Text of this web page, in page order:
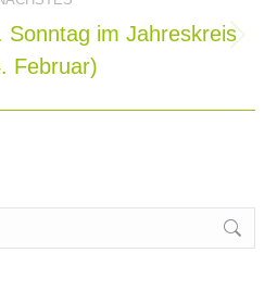
Nächster
Beitrag:
Sonntag im Jahreskreis
Februar)